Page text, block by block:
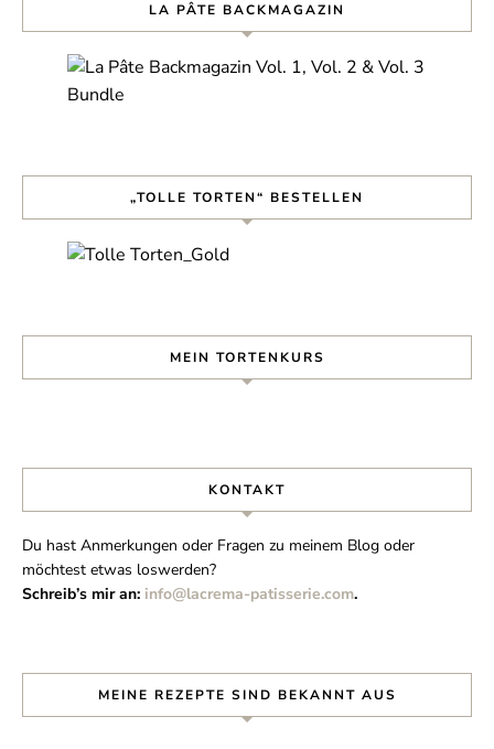
LA PÂTE BACKMAGAZIN
„TOLLE TORTEN“ BESTELLEN
MEIN TORTENKURS
KONTAKT
Du hast Anmerkungen oder Fragen zu meinem Blog oder
möchtest etwas loswerden?
Schreib’s mir an: info@lacrema-patisserie.com.
MEINE REZEPTE SIND BEKANNT AUS